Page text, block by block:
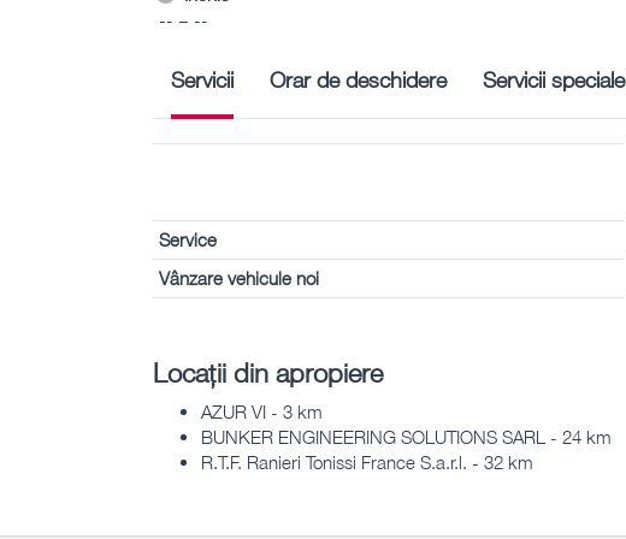
-- – --
Servicii Orar de deschidere Servicii speciale
Service
Vânzare vehicule noi
Locații din apropiere
AZUR VI - 3 km
BUNKER ENGINEERING SOLUTIONS SARL - 24 km
R.T.F. Ranieri Tonissi France S.a.r.l. - 32 km